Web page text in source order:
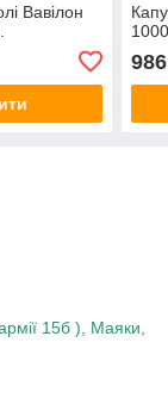
Вавілон
15б ), Маяки,